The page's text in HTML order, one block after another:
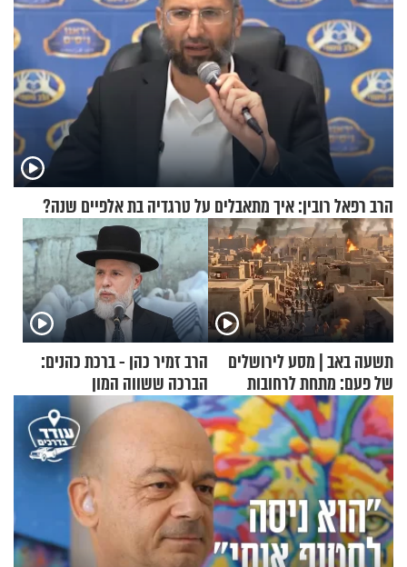
הרב רפאל רובין: איך מתאבלים על טרגדיה בת אלפיים שנה?
תשעה באב | מסע לירושלים
של פעם: מתחת לרחובות
ירושלים
הרב זמיר כהן - ברכת כהנים:
הברכה ששווה המון